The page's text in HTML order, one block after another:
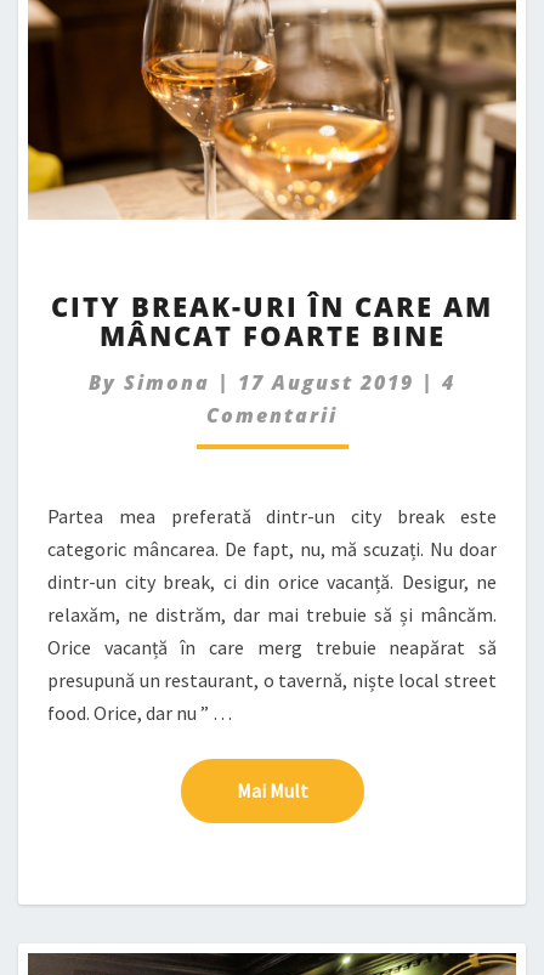
BREAK-
URI
CARE
AM
MÂNCAT
CITY BREAK-URI ÎN CARE AM
MÂNCAT FOARTE BINE
By Simona | 17 August 2019 | 4
Comentarii
Partea mea preferată dintr-un city break este
categoric mâncarea. De fapt, nu, mă scuzați. Nu doar
dintr-un city break, ci din orice vacanță. Desigur, ne
relaxăm, ne distrăm, dar mai trebuie să și mâncăm.
Orice vacanță în care merg trebuie neapărat să
presupună un restaurant, o tavernă, niște local street
food. Orice, dar nu ” …
Mai MultMai Mult